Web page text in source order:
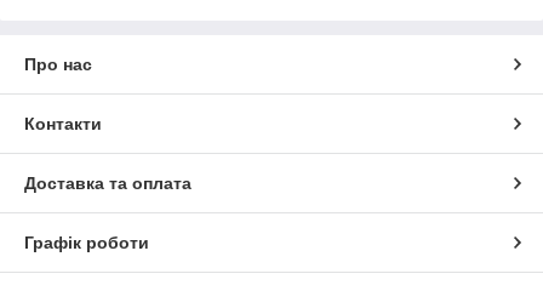
Про нас
Контакти
Доставка та оплата
Графік роботи